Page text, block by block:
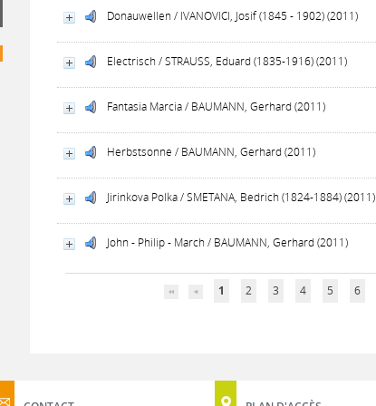
Donauwellen / IVANOVICI, Josif (1845 - 1902) (2011)
Electrisch / STRAUSS, Eduard (1835-1916) (2011)
Fantasia Marcia / BAUMANN, Gerhard (2011)
Herbstsonne / BAUMANN, Gerhard (2011)
Jirinkova Polka / SMETANA, Bedrich (1824-1884) (2011)
John - Philip - March / BAUMANN, Gerhard (2011)
1 2 3 4 5 6